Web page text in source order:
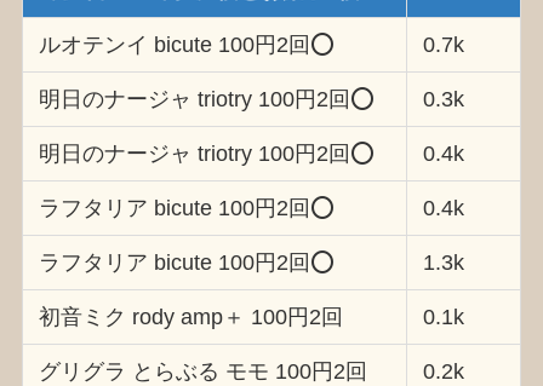
ルオテンイ bicute 100円2回⭕️ 0.7k
明日のナージャ triotry 100円2回⭕️ 0.3k
明日のナージャ triotry 100円2回⭕️ 0.4k
ラフタリア bicute 100円2回⭕️ 0.4k
ラフタリア bicute 100円2回⭕️ 1.3k
初音ミク rody amp＋ 100円2回 0.1k
グリグラ とらぶる モモ 100円2回 0.2k